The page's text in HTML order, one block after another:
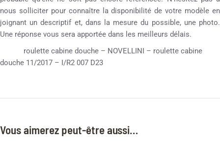
nous solliciter pour connaître la disponibilité de votre modèle en
joignant un descriptif et, dans la mesure du possible, une photo.
Une réponse vous sera apportée dans les meilleurs délais.
roulette cabine douche – NOVELLINI – roulette cabine
douche 11/2017 – I/R2 007 D23
Vous aimerez peut-être aussi…